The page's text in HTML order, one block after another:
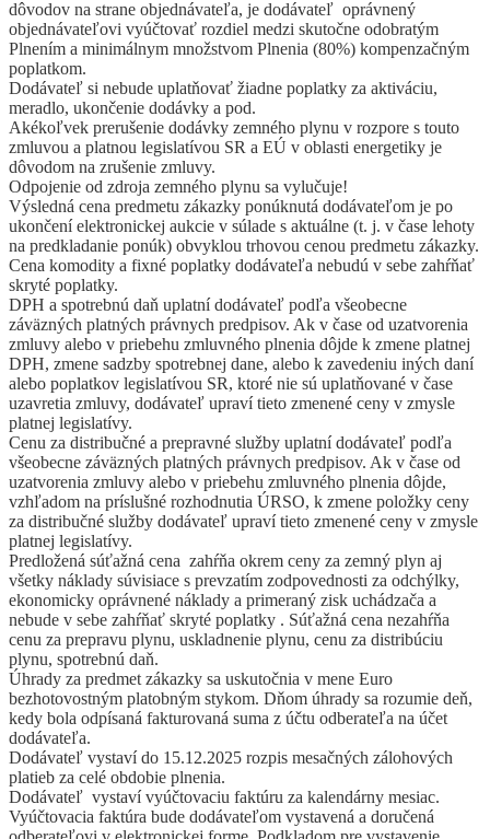
dôvodov na strane objednávateľa, je dodávateľ oprávnený
objednávateľovi vyúčtovať rozdiel medzi skutočne odobratým
Plnením a minimálnym množstvom Plnenia (80%) kompenzačným
poplatkom.
Dodávateľ si nebude uplatňovať žiadne poplatky za aktiváciu,
meradlo, ukončenie dodávky a pod.
Akékoľvek prerušenie dodávky zemného plynu v rozpore s touto
zmluvou a platnou legislatívou SR a EÚ v oblasti energetiky je
dôvodom na zrušenie zmluvy.
Odpojenie od zdroja zemného plynu sa vylučuje!
Výsledná cena predmetu zákazky ponúknutá dodávateľom je po
ukončení elektronickej aukcie v súlade s aktuálne (t. j. v čase lehoty
na predkladanie ponúk) obvyklou trhovou cenou predmetu zákazky.
Cena komodity a fixné poplatky dodávateľa nebudú v sebe zahŕňať
skryté poplatky.
DPH a spotrebnú daň uplatní dodávateľ podľa všeobecne
záväzných platných právnych predpisov. Ak v čase od uzatvorenia
zmluvy alebo v priebehu zmluvného plnenia dôjde k zmene platnej
DPH, zmene sadzby spotrebnej dane, alebo k zavedeniu iných daní
alebo poplatkov legislatívou SR, ktoré nie sú uplatňované v čase
uzavretia zmluvy, dodávateľ upraví tieto zmenené ceny v zmysle
platnej legislatívy.
Cenu za distribučné a prepravné služby uplatní dodávateľ podľa
všeobecne záväzných platných právnych predpisov. Ak v čase od
uzatvorenia zmluvy alebo v priebehu zmluvného plnenia dôjde,
vzhľadom na príslušné rozhodnutia ÚRSO, k zmene položky ceny
za distribučné služby dodávateľ upraví tieto zmenené ceny v zmysle
platnej legislatívy.
Predložená súťažná cena zahŕňa okrem ceny za zemný plyn aj
všetky náklady súvisiace s prevzatím zodpovednosti za odchýlky,
ekonomicky oprávnené náklady a primeraný zisk uchádzača a
nebude v sebe zahŕňať skryté poplatky . Súťažná cena nezahŕňa
cenu za prepravu plynu, uskladnenie plynu, cenu za distribúciu
plynu, spotrebnú daň.
Úhrady za predmet zákazky sa uskutočnia v mene Euro
bezhotovostným platobným stykom. Dňom úhrady sa rozumie deň,
kedy bola odpísaná fakturovaná suma z účtu odberateľa na účet
dodávateľa.
Dodávateľ vystaví do 15.12.2025 rozpis mesačných zálohových
platieb za celé obdobie plnenia.
Dodávateľ vystaví vyúčtovaciu faktúru za kalendárny mesiac.
Vyúčtovacia faktúra bude dodávateľom vystavená a doručená